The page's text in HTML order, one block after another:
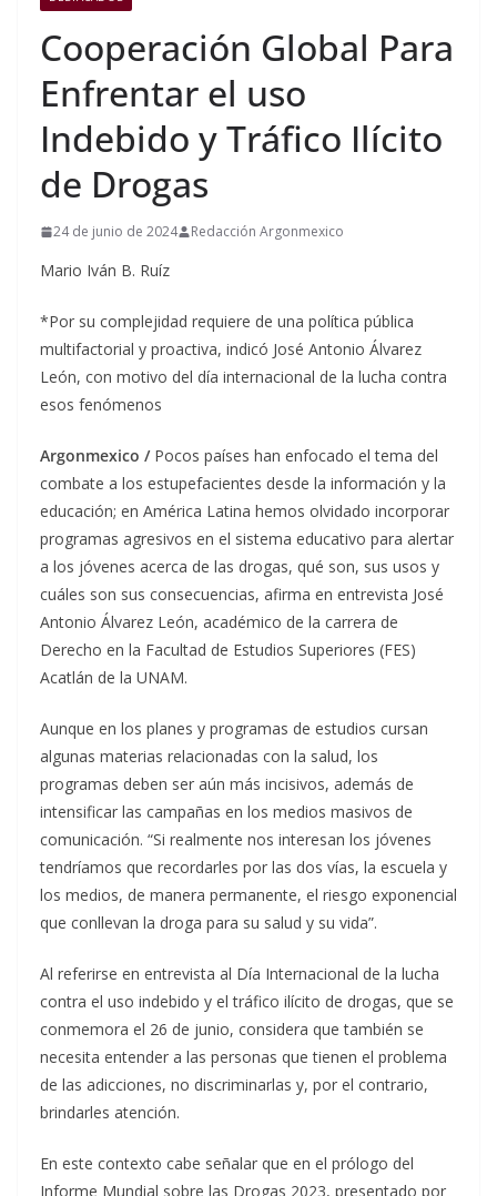
Cooperación Global Para
Enfrentar el uso
Indebido y Tráfico Ilícito
de Drogas
24 de junio de 2024 Redacción Argonmexico
Mario Iván B. Ruíz
*Por su complejidad requiere de una política pública
multifactorial y proactiva, indicó José Antonio Álvarez
León, con motivo del día internacional de la lucha contra
esos fenómenos
Argonmexico / Pocos países han enfocado el tema del
combate a los estupefacientes desde la información y la
educación; en América Latina hemos olvidado incorporar
programas agresivos en el sistema educativo para alertar
a los jóvenes acerca de las drogas, qué son, sus usos y
cuáles son sus consecuencias, afirma en entrevista José
Antonio Álvarez León, académico de la carrera de
Derecho en la Facultad de Estudios Superiores (FES)
Acatlán de la UNAM.
Aunque en los planes y programas de estudios cursan
algunas materias relacionadas con la salud, los
programas deben ser aún más incisivos, además de
intensificar las campañas en los medios masivos de
comunicación. “Si realmente nos interesan los jóvenes
tendríamos que recordarles por las dos vías, la escuela y
los medios, de manera permanente, el riesgo exponencial
que conllevan la droga para su salud y su vida”.
Al referirse en entrevista al Día Internacional de la lucha
contra el uso indebido y el tráfico ilícito de drogas, que se
conmemora el 26 de junio, considera que también se
necesita entender a las personas que tienen el problema
de las adicciones, no discriminarlas y, por el contrario,
brindarles atención.
En este contexto cabe señalar que en el prólogo del
Informe Mundial sobre las Drogas 2023, presentado por